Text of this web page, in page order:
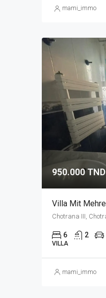
mami_immo
950.000 TND
6 2
VILLA
mami_immo